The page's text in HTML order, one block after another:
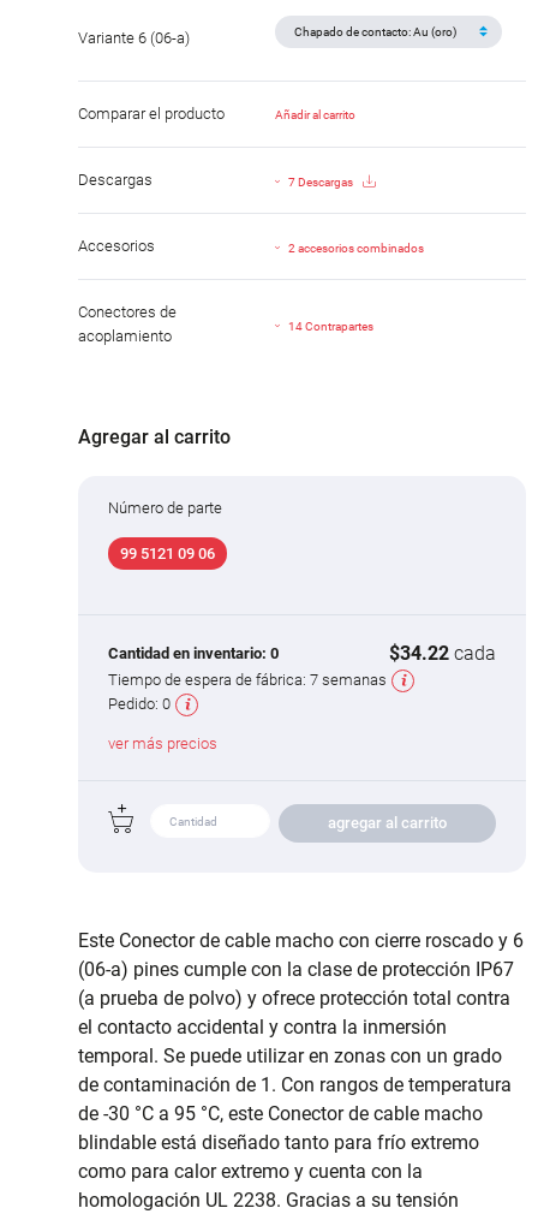
Variante 6 (06-a)
Comparar el producto Añadir al carrito
Descargas 7 Descargas
Accesorios 2 accesorios combinados
Conectores de
acoplamiento
14 Contrapartes
Agregar al carrito
Número de parte
99 5121 09 06
Cantidad en inventario: 0 $34.22 cada
Tiempo de espera de fábrica: 7 semanas
Pedido: 0
ver más precios
agregar al carrito
Este Conector de cable macho con cierre roscado y 6
(06-a) pines cumple con la clase de protección IP67
(a prueba de polvo) y ofrece protección total contra
el contacto accidental y contra la inmersión
temporal. Se puede utilizar en zonas con un grado
de contaminación de 1. Con rangos de temperatura
de -30 °C a 95 °C, este Conector de cable macho
blindable está diseñado tanto para frío extremo
como para calor extremo y cuenta con la
homologación UL 2238. Gracias a su tensión